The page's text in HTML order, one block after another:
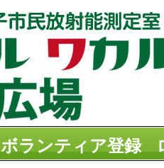
ボランティア登録